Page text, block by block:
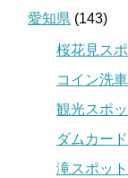
愛知県 (143)
桜花見ス
コイン洗
観光スポッ
ダムカー
滝スポット